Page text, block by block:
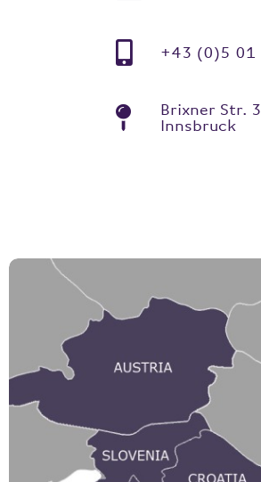
+43 (0)5
Brixner Str.
Innsbruck